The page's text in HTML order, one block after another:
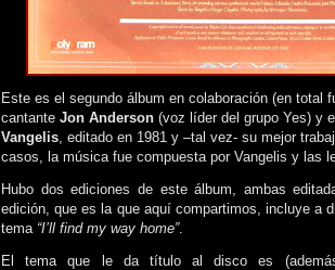
Este es el segundo álbum en colaboración (en total
cantante Jon Anderson (voz líder del grupo Yes) y
Vangelis, editado en 1981 y –tal vez- su mejor
casos, la música fue compuesta por Vangelis y las
Hubo dos ediciones de este álbum, ambas
edición, que es la que aquí compartimos, incluye a
tema “I’ll find my way home”.
El tema que le da título al disco es